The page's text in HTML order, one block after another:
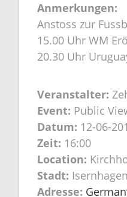
Anmerkungen:
Anstoss zur
15.00 Uhr WM
20.30 Uhr
Veranstalter:
Event: Public
Datum: 12-06-
Zeit: 16:00
Location:
Stadt:
Adresse: